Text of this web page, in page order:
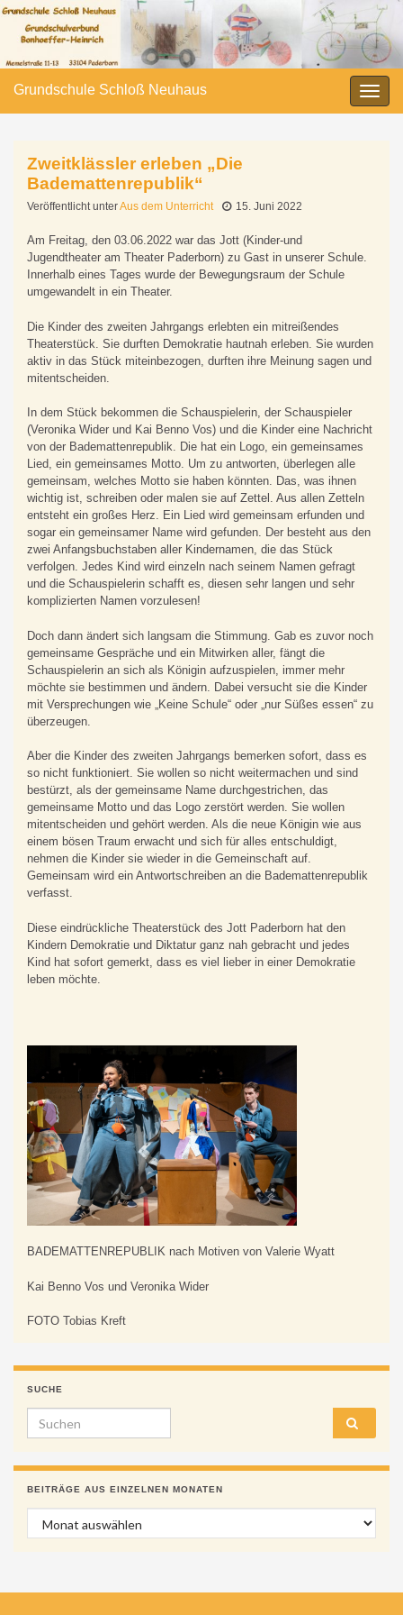
Grundschule Schloß Neuhaus
Zweitklässler erleben „Die
Bademattenrepublik“
Veröffentlicht unterAus dem Unterricht 15. Juni 2022
Am Freitag, den 03.06.2022 war das Jott (Kinder-und
Jugendtheater am Theater Paderborn) zu Gast in unserer Schule.
Innerhalb eines Tages wurde der Bewegungsraum der Schule
umgewandelt in ein Theater.
Die Kinder des zweiten Jahrgangs erlebten ein mitreißendes
Theaterstück. Sie durften Demokratie hautnah erleben. Sie wurden
aktiv in das Stück miteinbezogen, durften ihre Meinung sagen und
mitentscheiden.
In dem Stück bekommen die Schauspielerin, der Schauspieler
(Veronika Wider und Kai Benno Vos) und die Kinder eine Nachricht
von der Bademattenrepublik. Die hat ein Logo, ein gemeinsames
Lied, ein gemeinsames Motto. Um zu antworten, überlegen alle
gemeinsam, welches Motto sie haben könnten. Das, was ihnen
wichtig ist, schreiben oder malen sie auf Zettel. Aus allen Zetteln
entsteht ein großes Herz. Ein Lied wird gemeinsam erfunden und
sogar ein gemeinsamer Name wird gefunden. Der besteht aus den
zwei Anfangsbuchstaben aller Kindernamen, die das Stück
verfolgen. Jedes Kind wird einzeln nach seinem Namen gefragt
und die Schauspielerin schafft es, diesen sehr langen und sehr
komplizierten Namen vorzulesen!
Doch dann ändert sich langsam die Stimmung. Gab es zuvor noch
gemeinsame Gespräche und ein Mitwirken aller, fängt die
Schauspielerin an sich als Königin aufzuspielen, immer mehr
möchte sie bestimmen und ändern. Dabei versucht sie die Kinder
mit Versprechungen wie „Keine Schule“ oder „nur Süßes essen“ zu
überzeugen.
Aber die Kinder des zweiten Jahrgangs bemerken sofort, dass es
so nicht funktioniert. Sie wollen so nicht weitermachen und sind
bestürzt, als der gemeinsame Name durchgestrichen, das
gemeinsame Motto und das Logo zerstört werden. Sie wollen
mitentscheiden und gehört werden. Als die neue Königin wie aus
einem bösen Traum erwacht und sich für alles entschuldigt,
nehmen die Kinder sie wieder in die Gemeinschaft auf.
Gemeinsam wird ein Antwortschreiben an die Bademattenrepublik
verfasst.
Diese eindrückliche Theaterstück des Jott Paderborn hat den
Kindern Demokratie und Diktatur ganz nah gebracht und jedes
Kind hat sofort gemerkt, dass es viel lieber in einer Demokratie
leben möchte.
BADEMATTENREPUBLIK nach Motiven von Valerie Wyatt
Kai Benno Vos und Veronika Wider
FOTO Tobias Kreft
SUCHE
Search for:
BEITRÄGE AUS EINZELNEN MONATEN
Beiträge aus einzelnen Monaten